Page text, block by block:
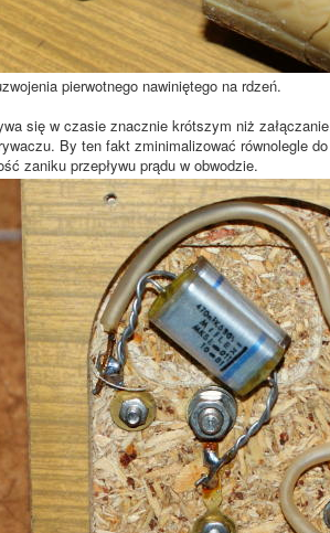
pierwotnego nawiniętego na rdzeń.
się w czasie znacznie krótszym niż
By ten fakt zminimalizować równolegle
zaniku przepływu prądu w obwodzie.